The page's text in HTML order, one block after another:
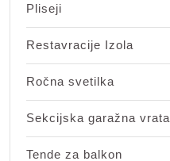
Pliseji
Restavracije Izola
Ročna svetilka
Sekcijska garažna vrata
Tende za balkon